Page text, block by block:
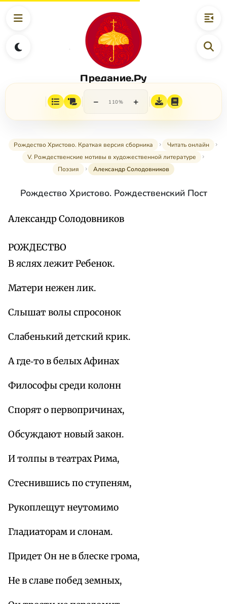
Предание.Ру
− 110% +
Рождество Христово. Краткая версия сборника
Читать онлайн
V. Рождественские мотивы в художественной литературе
Поэзия
Александр Солодовников
Рождество Христово. Рождественский Пост
Александр Солодовников
РОЖДЕСТВО
В яслях лежит Ребенок.
Матери нежен лик.
Слышат волы спросонок
Слабенький детский крик.
А где‑то в белых Афинах
Философы среди колонн
Спорят о первопричинах,
Обсуждают новый закон.
И толпы в театрах Рима,
Стеснившись по ступеням,
Рукоплещут неутомимо
Гладиаторам и слонам.
Придет Он не в блеске грома,
Не в славе побед земных,